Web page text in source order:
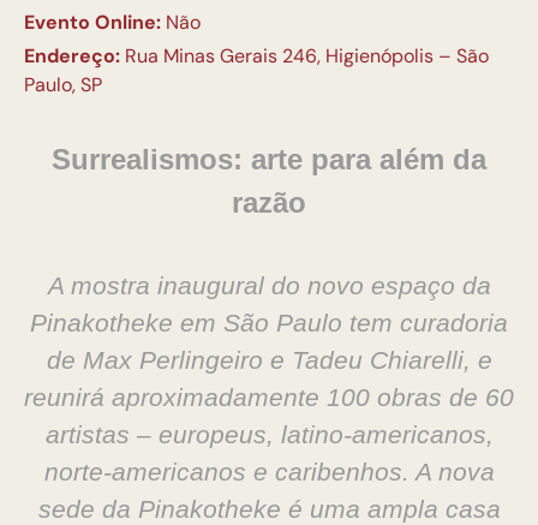
Evento Online: Não
Endereço: Rua Minas Gerais 246, Higienópolis – São
Paulo, SP
Surrealismos: arte para além da
razão
A mostra inaugural do novo espaço da
Pinakotheke em São Paulo tem curadoria
de Max Perlingeiro e Tadeu Chiarelli, e
reunirá aproximadamente 100 obras de 60
artistas – europeus, latino-americanos,
norte-americanos e caribenhos. A nova
sede da Pinakotheke é uma ampla casa